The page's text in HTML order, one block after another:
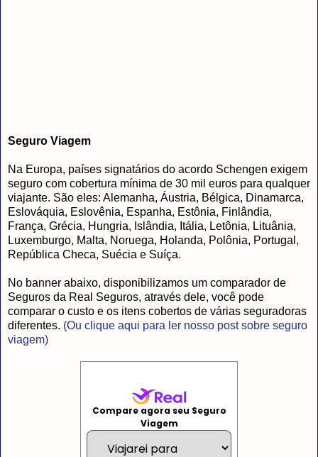
Seguro Viagem
Na Europa, países signatários do acordo Schengen exigem
seguro com cobertura mínima de 30 mil euros para qualquer
viajante. São eles: Alemanha, Áustria, Bélgica, Dinamarca,
Eslováquia, Eslovênia, Espanha, Estônia, Finlândia,
França, Grécia, Hungria, Islândia, Itália, Letônia, Lituânia,
Luxemburgo, Malta, Noruega, Holanda, Polônia, Portugal,
República Checa, Suécia e Suíça.
No banner abaixo, disponibilizamos um comparador de
Seguros da Real Seguros, através dele, você pode
comparar o custo e os itens cobertos de várias seguradoras
diferentes. (Ou clique aqui para ler nosso post sobre seguro
viagem)